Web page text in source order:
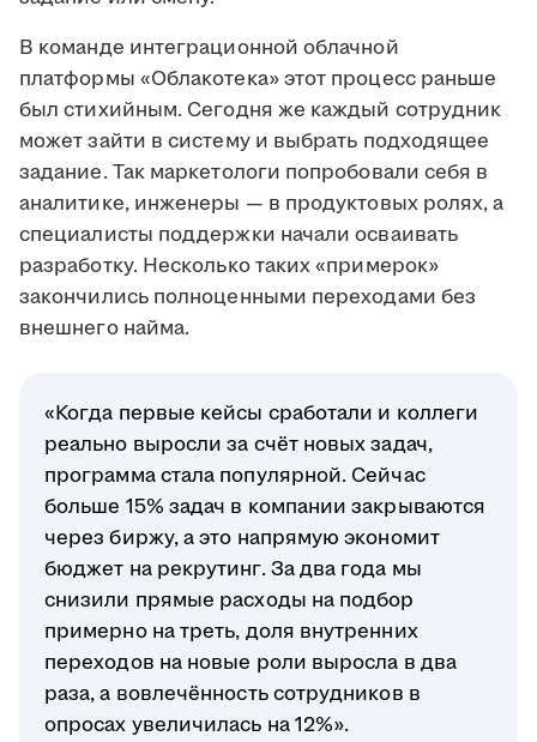
В команде интеграционной облачной
платформы «Облакотека» этот процесс раньше
был стихийным. Сегодня же каждый сотрудник
может зайти в систему и выбрать подходящее
задание. Так маркетологи попробовали себя в
аналитике, инженеры — в продуктовых ролях, а
специалисты поддержки начали осваивать
разработку. Несколько таких «примерок»
закончились полноценными переходами без
внешнего найма.
«Когда первые кейсы сработали и коллеги
реально выросли за счёт новых задач,
программа стала популярной. Сейчас
больше 15% задач в компании закрываются
через биржу, а это напрямую экономит
бюджет на рекрутинг. За два года мы
снизили прямые расходы на подбор
примерно на треть, доля внутренних
переходов на новые роли выросла в два
раза, а вовлечённость сотрудников в
опросах увеличилась на 12%».